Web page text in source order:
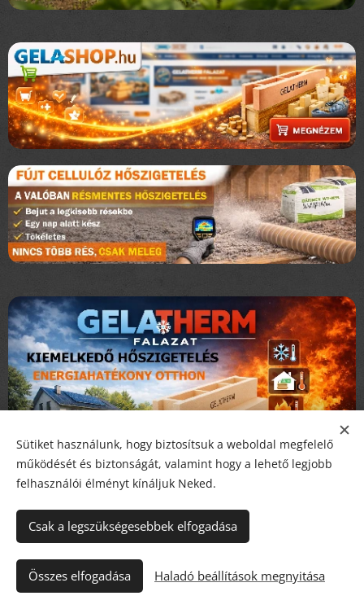
WEBSHOP AJÁNLÓ
Sütiket használunk, hogy biztosítsuk a weboldal megfelelő
működését és biztonságát, valamint hogy a lehető legjobb
felhasználói élményt kínáljuk Neked.
Csak a legszükségesebbek elfogadása
Összes elfogadása Haladó beállítások megnyitása